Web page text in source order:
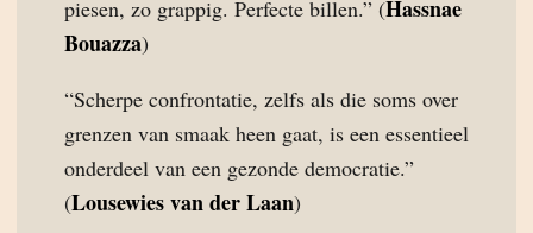
piesen, zo grappig. Perfecte billen.” (Hassnae
Bouazza)
“Scherpe confrontatie, zelfs als die soms over
grenzen van smaak heen gaat, is een essentieel
onderdeel van een gezonde democratie.”
(Lousewies van der Laan)